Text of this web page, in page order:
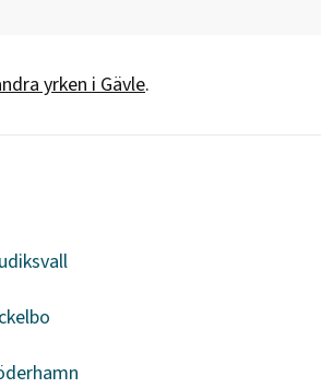
yrken iGävle.